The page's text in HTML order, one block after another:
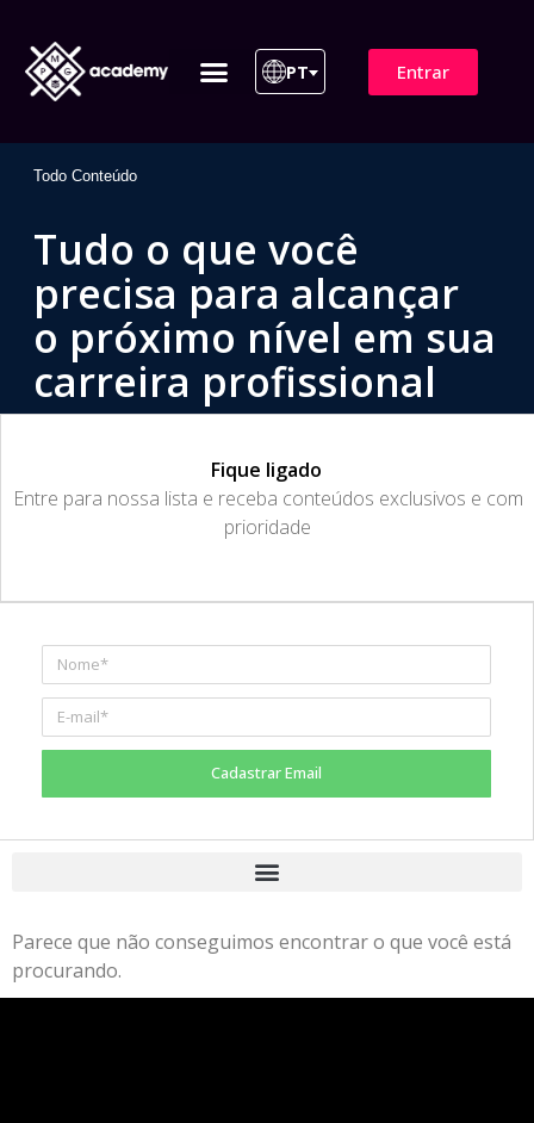
PT Entrar
Todo Conteúdo
Tudo o que você
precisa para alcançar
o próximo nível em sua
carreira profissional
Fique ligado
​Entre para nossa lista e receba conteúdos exclusivos e com
prioridade
Cadastrar Email
Parece que não conseguimos encontrar o que você está
procurando.